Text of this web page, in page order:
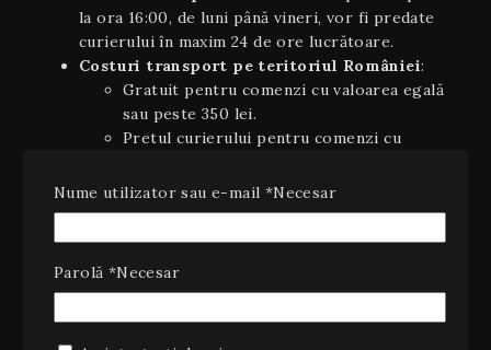
la ora 16:00, de luni până vineri, vor fi predate
curierului în maxim 24 de ore lucrătoare.
Costuri transport pe teritoriul României:
Gratuit pentru comenzi cu valoarea egală
sau peste 350 lei.
Pretul curierului pentru comenzi cu
Livrare internaţională (UE): 5–7 zile
lucrătoare, costurile variind în funcție de țară și
Plata ramburs
Nume utilizator sau e-mail *Necesar
Parolă *Necesar